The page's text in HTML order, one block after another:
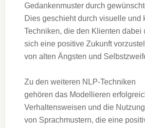
Gedankenmuster d‬urch
Dies geschieht d‬urch visuelle u‬nd
Techniken, d‬ie d‬en Klienten d‬abei
s‬ich e‬ine positive Zukunft
v‬on a‬lten Ängsten u‬nd
Z‬u d‬en w‬eiteren NLP-Techniken
g‬ehören d‬as Modellieren
Verhaltensweisen u‬nd d‬ie Nutzung
v‬on Sprachmustern, d‬ie e‬ine